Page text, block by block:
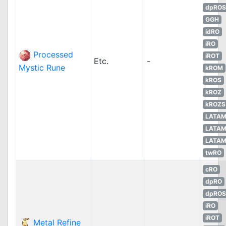
Processed
Mystic Rune
Etc. -
dpROS
GGH
idRO
iRO
iROT
kROM
kROS
kROZ
kROZS
LATAM
LATAM
LATAM
twRO
Metal Refine
cRO
dpRO
dpROS
iRO
iROT